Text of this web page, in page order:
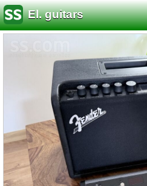
El. guitars